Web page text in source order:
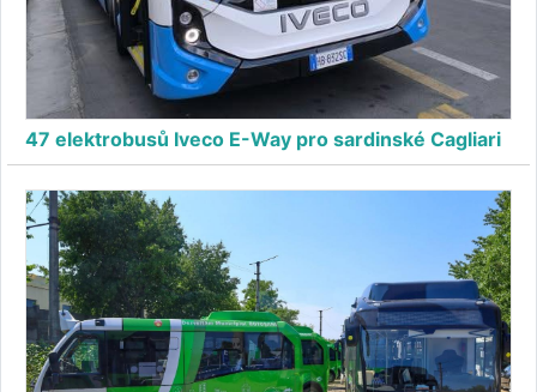
47 elektrobusů Iveco E-Way pro sardinské Cagliari